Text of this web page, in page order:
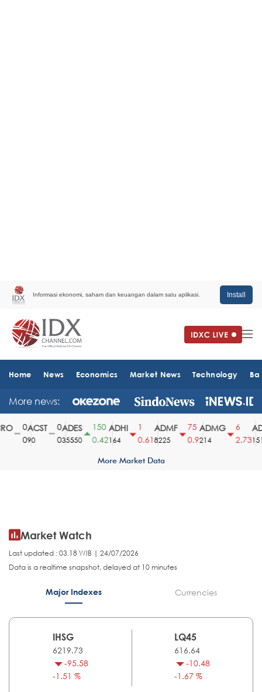
Informasi ekonomi, saham dan keuangan dalam satu aplikasi. Install
Home News Economics Market News Technology
More news:
ACST
90
ADES
35550
150
0.42
ADHI
164
0.61
ADMF
8225
75
0.9
ADMG
214
2.731510
More Market Data
Market Watch
Last updated : 03.18 WIB | 24/07/2026
Data is a realtime snapshot, delayed at 10 minutes
Major Indexes Currencies
IHSG
6219.73
-95.58
-1.51 %
LQ45
616.64
-10.48
-1.67 %